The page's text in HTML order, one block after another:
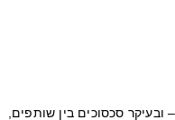
סכסוכים בין שותפים,